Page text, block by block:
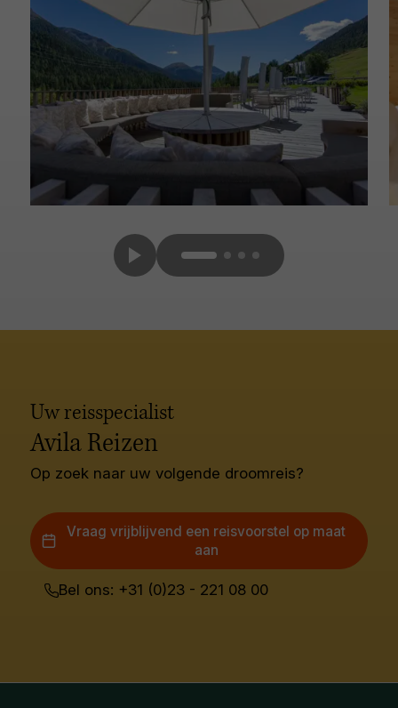
Uw reisspecialist
Avila Reizen
Op zoek naar uw volgende droomreis?
Vraag vrijblijvend een reisvoorstel op maat
aan
Bel ons: +31 (0)23 - 221 08 00